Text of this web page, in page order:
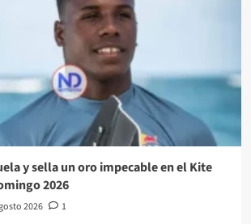
y sella un oro impecable en el Kite
2026
2026 1